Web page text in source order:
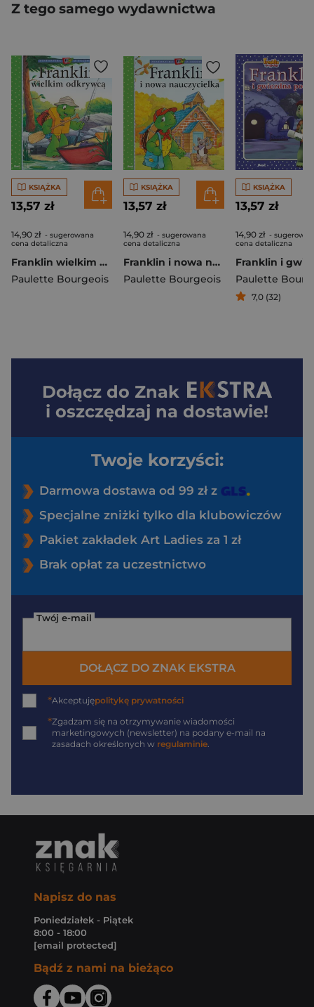
Z tego samego wydawnictwa
KSIĄŻKA
13,57 zł
14,90 zł - sugerowana
cena detaliczna
Franklin wielkim odkrywcą. Historyjka z telewizji
Paulette Bourgeois
KSIĄŻKA
13,57 zł
14,90 zł - sugerowana
cena detaliczna
Franklin i nowa nauczycielka
Paulette Bourgeois
KSIĄŻKA
13,57 zł
14,90 zł -
cena detaliczna
Paulette
7,0 (32)
Dołącz do Znak
i oszczędzaj na dostawie!
Twoje korzyści:
Darmowa dostawa od 99 zł z
Specjalne zniżki tylko dla klubowiczów
Pakiet zakładek Art Ladies za 1 zł
Brak opłat za uczestnictwo
Twój e-mail
DOŁĄCZ DO ZNAK EKSTRA
*Akceptujępolitykę prywatności
*Zgadzam się na otrzymywanie wiadomości
marketingowych (newsletter) na podany e-mail na
zasadach określonych w regulaminie.
Napisz do nas
Poniedziałek - Piątek
8:00 - 18:00
[email protected]
Bądź z nami na bieżąco